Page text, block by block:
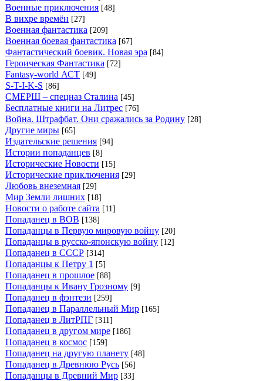
Военные приключения [48]
В вихре времён [27]
Военная фантастика [209]
Военная боевая фантастика [67]
Фантастический боевик. Новая эра [84]
Героическая Фантастика [72]
Fantasy-world АСТ [49]
S-T-I-K-S [86]
СМЕРШ – спецназ Сталина [45]
Бесплатные книги на Литрес [76]
Война. Штрафбат. Они сражались за Родину [28]
Другие миры [65]
Издательские решения [94]
Истории попаданцев [8]
Исторические Новости [15]
Исторические приключения [29]
Любовь внеземная [29]
Мир Земли лишних [18]
Новости о работе сайта [11]
Попаданец в ВОВ [138]
Попаданцы в Первую мировую войну [20]
Попаданцы в русско-японскую войну [12]
Попаданец в СССР [314]
Попаданцы к Петру 1 [5]
Попаданец в прошлое [88]
Попаданцы к Ивану Грозному [9]
Попаданец в фэнтези [259]
Попаданец в Параллельный Мир [165]
Попаданец в ЛитРПГ [311]
Попаданец в другом мире [186]
Попаданец в космос [159]
Попаданец на другую планету [48]
Попаданец в Древнюю Русь [56]
Попаданцы в Древний Мир [33]